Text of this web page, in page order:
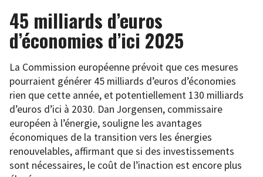
45 milliards d’euros
d’économies d’ici 2025
La Commission européenne prévoit que ces mesures
pourraient générer 45 milliards d’euros d’économies
rien que cette année, et potentiellement 130 milliards
d’euros d’ici à 2030. Dan Jorgensen, commissaire
européen à l’énergie, souligne les avantages
économiques de la transition vers les énergies
renouvelables, affirmant que si des investissements
sont nécessaires, le coût de l’inaction est encore plus